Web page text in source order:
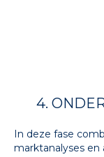
4.
In deze fase
marktanalyses